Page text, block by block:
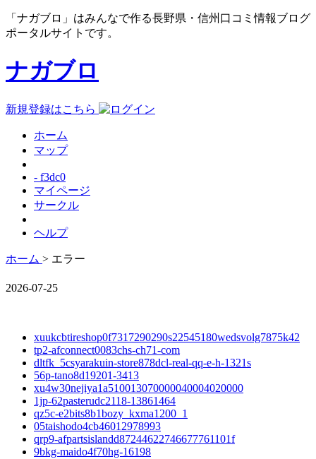
「ナガブロ」はみんなで作る長野県・信州口コミ情報ブログ
ポータルサイトです。
ナガブロ
新規登録はこちら
ホーム
マップ
- f3dc0
マイページ
サークル
ヘルプ
ホーム > エラー
2026-07-25
xuukcbtireshop0f7317290290s22545180wedsvolg7875k42
tp2-afconnect0083chs-ch71-com
dltfk_5csyarakuin-store878dcl-real-qq-e-h-1321s
56p-tano8d19201-3413
xu4w30nejiya1a510013070000040004020000
1jp-62pasterudc2118-13861464
qz5c-e2bits8b1bozy_kxma1200_1
05taishodo4cb46012978993
qrp9-afpartsislandd87244622746677761101f
9bkg-maido4f70hg-16198